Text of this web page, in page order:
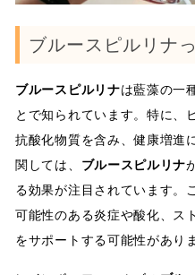
ブルースピルリナ
ブルースピルリナは藍藻の一
とで知られています。特に、
抗酸化物質を含み、健康増進
関しては、 ブルースピルリナ
る効果が注目されています。
可能性のある炎症や酸化、ス
をサポートする可能性がありま